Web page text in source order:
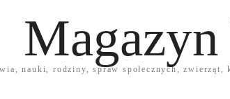
nauki, rodziny, spraw społecznych,